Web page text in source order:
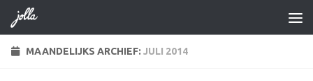
Doorgaan naar inhoud
MAANDELIJKS ARCHIEF: JULI 2014